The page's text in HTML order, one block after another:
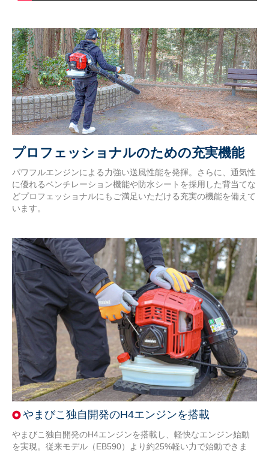
プロフェッショナルのための充実機能
パワフルエンジンによる力強い送風性能を発揮。さらに、通気性
に優れるベンチレーション機能や防水シートを採用した背当てな
どプロフェッショナルにもご満足いただける充実の機能を備えて
います。
やまびこ独自開発のH4エンジンを搭載
やまびこ独自開発のH4エンジンを搭載し、軽快なエンジン始動
を実現。従来モデル（EB590）より約25%軽い力で始動できま